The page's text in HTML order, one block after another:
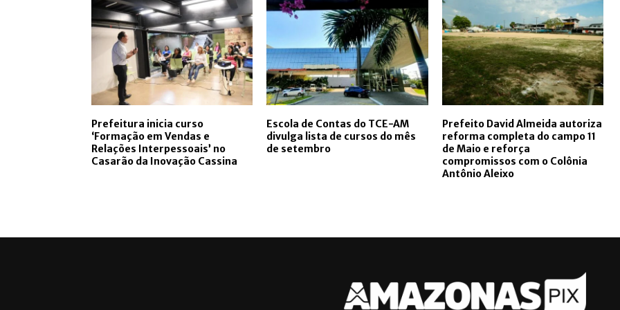
Prefeitura inicia curso
‘Formação em Vendas e
Relações Interpessoais’ no
Casarão da Inovação Cassina
Escola de Contas do TCE-AM
divulga lista de cursos do mês
de setembro
Prefeito David Almeida autoriza
reforma completa do campo 11
de Maio e reforça
compromissos com o Colônia
Antônio Aleixo